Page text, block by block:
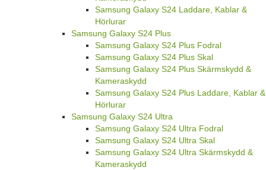
Samsung Galaxy S24 Laddare, Kablar &
Hörlurar
Samsung Galaxy S24 Plus
Samsung Galaxy S24 Plus Fodral
Samsung Galaxy S24 Plus Skal
Samsung Galaxy S24 Plus Skärmskydd &
Kameraskydd
Samsung Galaxy S24 Plus Laddare, Kablar &
Hörlurar
Samsung Galaxy S24 Ultra
Samsung Galaxy S24 Ultra Fodral
Samsung Galaxy S24 Ultra Skal
Samsung Galaxy S24 Ultra Skärmskydd &
Kameraskydd